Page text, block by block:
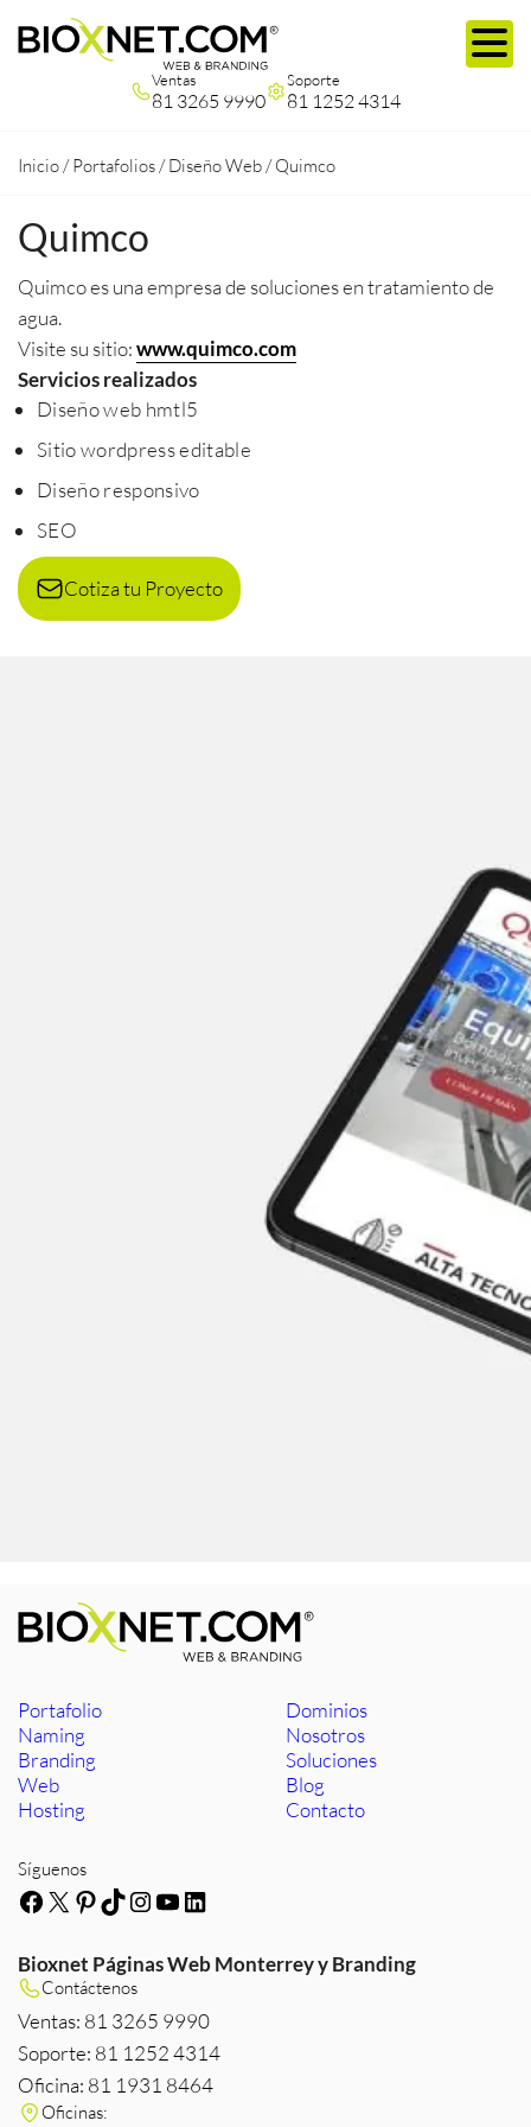
Ventas
81 3265 9990
Soporte
81 1252 4314
Inicio /Portafolios /Diseño Web /Quimco
Quimco
Quimco es una empresa de soluciones en tratamiento de
agua.
Visite su sitio:www.quimco.com
Servicios realizados
Diseño web hmtl5
Sitio wordpress editable
Diseño responsivo
SEO
Cotiza tu Proyecto
Portafolio
Naming
Branding
Web
Hosting
Dominios
Nosotros
Soluciones
Blog
Contacto
Síguenos
Facebook
X Pinterest
TikTok
Instagram
YouTube
LinkedIn
Bioxnet Páginas Web Monterrey y Branding
Contáctenos
Ventas: 81 3265 9990
Soporte: 81 1252 4314
Oficina: 81 1931 8464
Oficinas: